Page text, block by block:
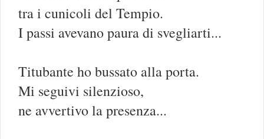
tra i cunicoli del Tempio.
I passi avevano paura di svegliarti...
Titubante ho bussato alla porta.
Mi seguivi silenzioso,
ne avvertivo la presenza...